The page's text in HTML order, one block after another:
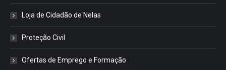
Loja de Cidadão de Nelas
Proteção Civil
Ofertas de Emprego e Formação